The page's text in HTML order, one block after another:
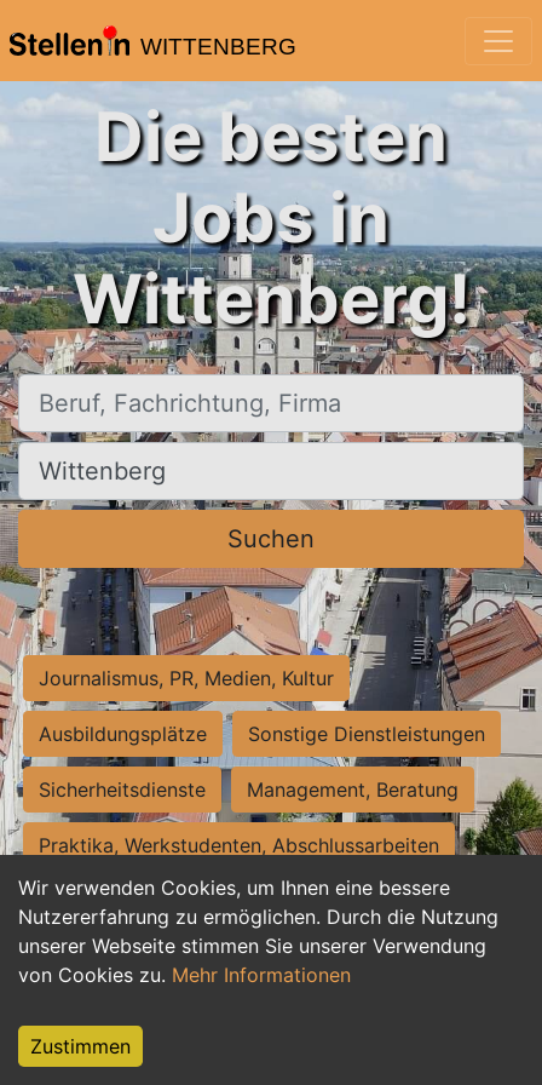
WITTENBERG
Wir verwenden Cookies, um Ihnen eine bessere
Nutzererfahrung zu ermöglichen. Durch die Nutzung
unserer Webseite stimmen Sie unserer Verwendung
von Cookies zu. Mehr Informationen
Zustimmen
Die besten
Jobs in
Wittenberg!
Beruf, Fachrichtung, Firma
Ort, Stadt
Suchen
Journalismus, PR, Medien, Kultur
Ausbildungsplätze Sonstige Dienstleistungen
Sicherheitsdienste Management, Beratung
Praktika, Werkstudenten, Abschlussarbeiten
Personalwesen Assistenz, Sekretariat
Hilfskräfte, Aushilfs- und Nebenjobs
Weiterbildung, Studium, duale Ausbildung